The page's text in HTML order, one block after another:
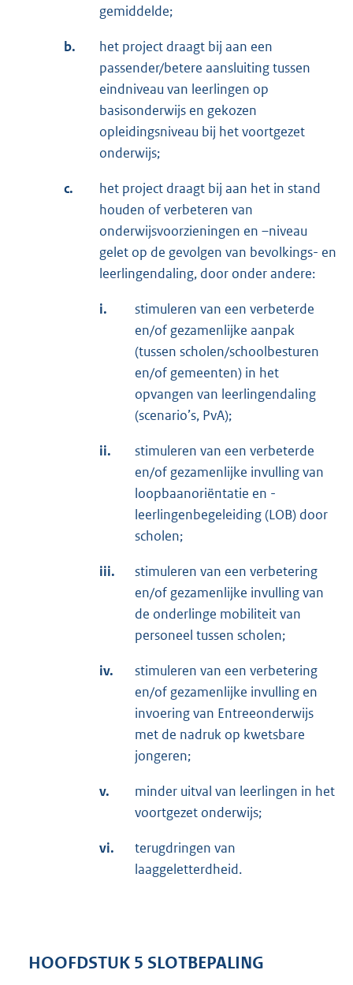
gemiddelde;
b.
het project draagt bij aan een
passender/betere aansluiting tussen
eindniveau van leerlingen op
basisonderwijs en gekozen
opleidingsniveau bij het voortgezet
onderwijs;
c.
het project draagt bij aan het in stand
houden of verbeteren van
onderwijsvoorzieningen en –niveau
gelet op de gevolgen van bevolkings- en
leerlingendaling, door onder andere:
i.
stimuleren van een verbeterde
en/of gezamenlijke aanpak
(tussen scholen/schoolbesturen
en/of gemeenten) in het
opvangen van leerlingendaling
(scenario’s, PvA);
ii.
stimuleren van een verbeterde
en/of gezamenlijke invulling van
loopbaanoriëntatie en -
leerlingenbegeleiding (LOB) door
scholen;
iii.
stimuleren van een verbetering
en/of gezamenlijke invulling van
de onderlinge mobiliteit van
personeel tussen scholen;
iv.
stimuleren van een verbetering
en/of gezamenlijke invulling en
invoering van Entreeonderwijs
met de nadruk op kwetsbare
jongeren;
v.
minder uitval van leerlingen in het
voortgezet onderwijs;
vi.
terugdringen van
laaggeletterdheid.
HOOFDSTUK 5 SLOTBEPALING